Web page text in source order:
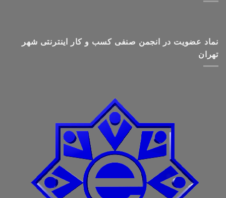
نماد عضویت در انجمن صنفی کسب و کار اینترنتی شهر
تهران